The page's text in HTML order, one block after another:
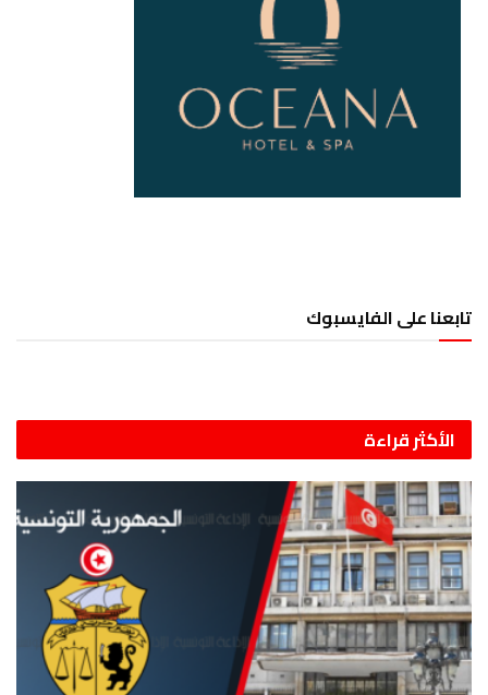
تابعنا على الفايسبوك
الأكثر قراءة